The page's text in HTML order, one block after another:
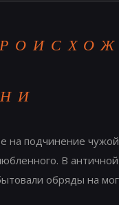
на подчинение
В
обряды на